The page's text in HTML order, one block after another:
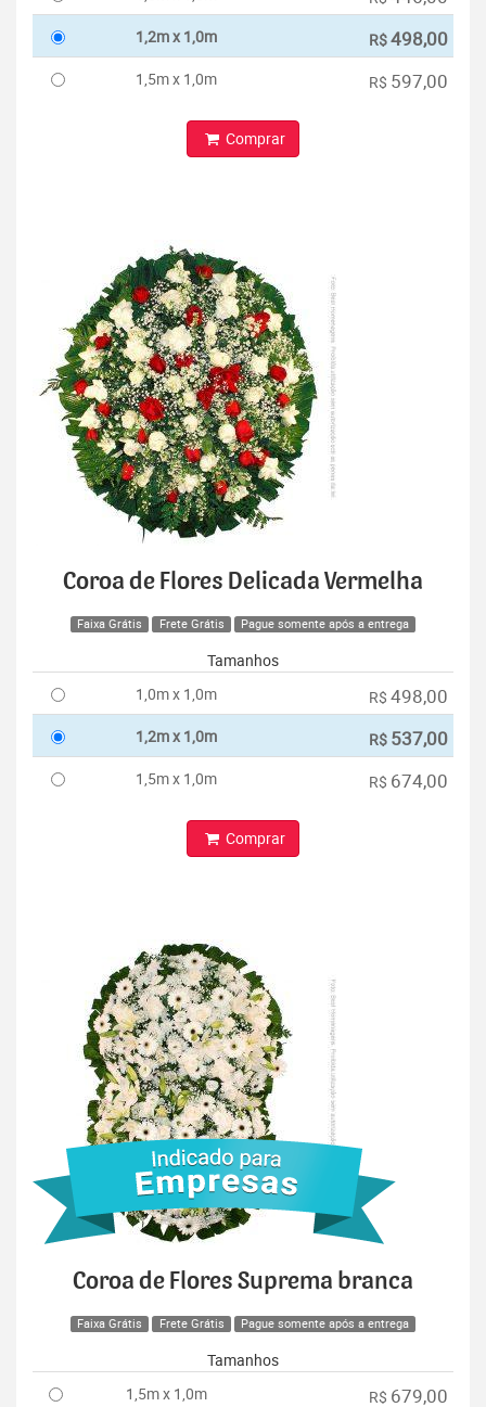
1,2m x 1,0m R$498,00
1,5m x 1,0m R$ 597,00
Comprar
Coroa de Flores Delicada Vermelha
Faixa Grátis Frete Grátis Pague somente após a entrega
Tamanhos
1,0m x 1,0m
R$ 498,00
1,2m x 1,0m R$ 537,00
1,5m x 1,0m R$ 674,00
Comprar
Coroa de Flores Suprema branca
Faixa Grátis Frete Grátis Pague somente após a entrega
Tamanhos
1,5m x 1,0m
R$ 679,00